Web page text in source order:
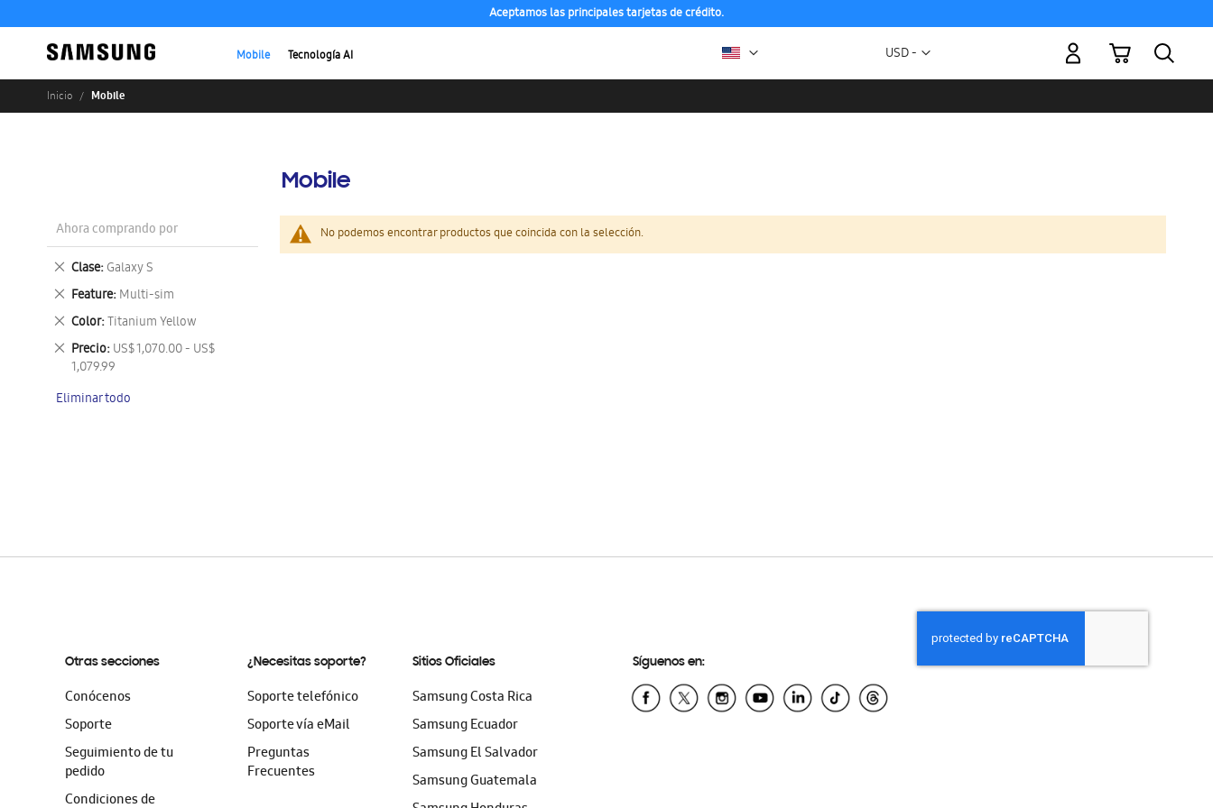
Aceptamos las principales tarjetas de crédito.
Mobile Tecnología AI Moneda
USD -
Mi carrito
Inicio Mobile
Mobile
No podemos encontrar productos que coincida con la selección.
Ahora comprando por
Clase Galaxy S
Eliminar
este
artículo
Feature Multi-sim
Eliminar
este
artículo
Color Titanium Yellow
Eliminar
este
artículo
Precio US$ 1,070.00 - US$
1,079.99
Eliminar
este
Eliminar todo
Otras secciones
Conócenos
Soporte
Seguimiento de tu
pedido
Condiciones de
¿Necesitas soporte?
Soporte telefónico
Soporte vía eMail
Preguntas
Frecuentes
Sitios Oficiales
Samsung Costa Rica
Samsung Ecuador
Samsung El Salvador
Samsung Guatemala
Síguenos en: